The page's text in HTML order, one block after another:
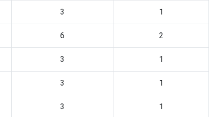
3 1
6 2
3 1
3 1
3 1